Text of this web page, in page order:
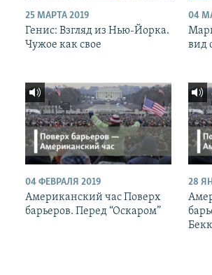
25 МАРТА 2019
Генис: Взгляд из Нью-Йорка.
Чужое как свое
04
вид
04 ФЕВРАЛЯ 2019
Американский час Поверх
барьеров. Перед “Оскаром”
28